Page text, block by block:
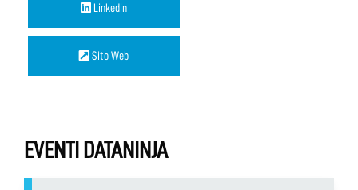
Linkedin
Sito Web
EVENTI DATANINJA